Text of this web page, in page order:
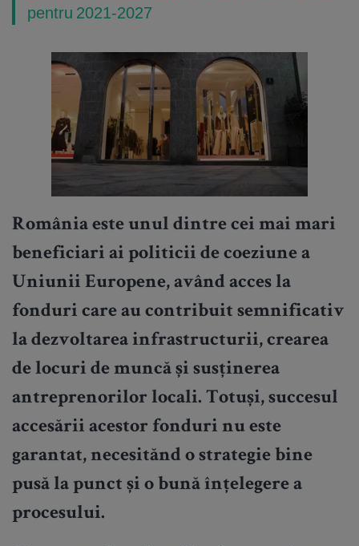
pentru 2021-2027
România este unul dintre cei mai mari
beneficiari ai politicii de coeziune a
Uniunii Europene, având acces la
fonduri care au contribuit semnificativ
la dezvoltarea infrastructurii, crearea
de locuri de muncă și susținerea
antreprenorilor locali. Totuși, succesul
accesării acestor fonduri nu este
garantat, necesitănd o strategie bine
pusă la punct și o bună înțelegere a
procesului.